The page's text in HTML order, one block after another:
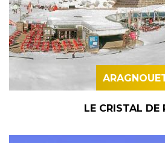
LE CRISTAL DE